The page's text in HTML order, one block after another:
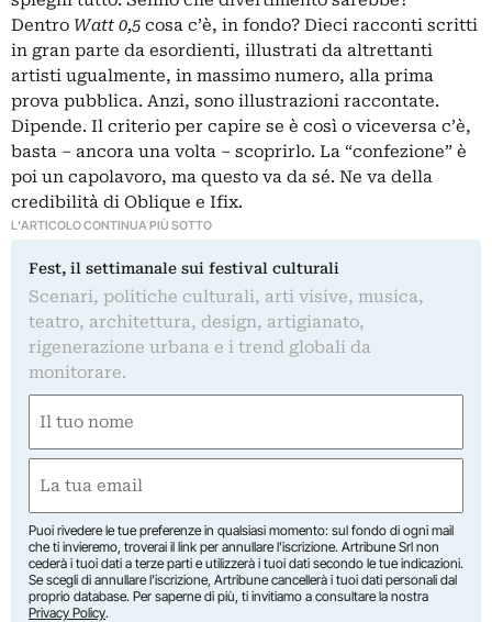
Dentro Watt 0,5 cosa c’è, in fondo? Dieci racconti scritti
in gran parte da esordienti, illustrati da altrettanti
artisti ugualmente, in massimo numero, alla prima
prova pubblica. Anzi, sono illustrazioni raccontate.
Dipende. Il criterio per capire se è così o viceversa c’è,
basta – ancora una volta – scoprirlo. La “confezione” è
poi un capolavoro, ma questo va da sé. Ne va della
credibilità di Oblique e Ifix.
L'ARTICOLO CONTINUA PIÙ SOTTO
Fest, il settimanale sui festival culturali
Scenari, politiche culturali, arti visive, musica,
teatro, architettura, design, artigianato,
rigenerazione urbana e i trend globali da
monitorare.
(Obbligatorio)
Nome
(Obbligatorio)
Puoi rivedere le tue preferenze in qualsiasi momento: sul fondo di ogni mail
che ti invieremo, troverai il link per annullare l’iscrizione. Artribune Srl non
cederà i tuoi dati a terze parti e utilizzerà i tuoi dati secondo le tue indicazioni.
Se scegli di annullare l’iscrizione, Artribune cancellerà i tuoi dati personali dal
proprio database. Per saperne di più, ti invitiamo a consultare la nostra
Privacy Policy.